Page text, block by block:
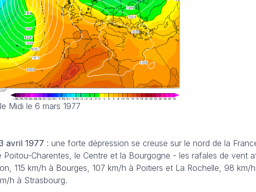
Midi le 6 mars 1977
avril 1977 : une forte dépression se creuse sur le nord de la
Poitou-Charentes, le Centre et la Bourgogne - les rafales de vent
115 km/h à Bourges, 107 km/h à Poitiers et La Rochelle, 98 km/
h à Strasbourg.